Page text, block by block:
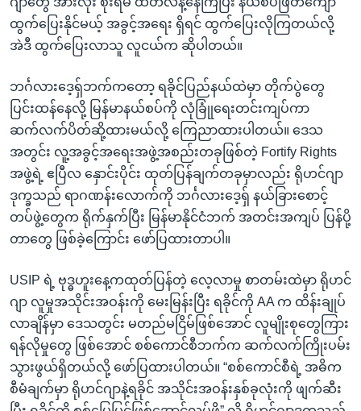
ထွက်ပြေးနိုင်မယ့် အခွင့်အရေး ရှိရင် ထွက်ပြေးလိုကြတယ်လို့
အဲဒီ ထွက်ပြေးလာသူ လူငယ်က ဆိုပါတယ်။
ဘင်္ဂလားဒေ့ရှ်ဘက်ကတော့ ရခိုင်ပြည်နယ်ထဲမှာ တိုက်ပွဲတွေ
ပြင်းထန်နေလို့ မြန်မာနယ်စပ်ကို လုံခြုုံရေးတင်းကျပ်ကာ
ဆက်လက်ပိတ်ဆို့ထားမယ်လို့ ကြေညာထားပါတယ်။ ဒေသ
အတွင်း လူ့အခွင့်အရေးအဖွဲ့အစည်းတခုဖြစ်တဲ့ Fortify Rights
အဖွဲ့ရဲ့ ဧပြီလ နှောင်းပိုင်း ထုတ်ပြန်ချက်တခုမှာလည်း ရိုဟင်ဂျာ
ဒုက္ခသည် ရာဂဏန်းလောက်ကို ဘင်္ဂလားဒေ့ရှ် နယ်ခြားစောင့်
တပ်ဖွဲ့တွေက ရိုက်နှက်ပြီး မြန်မာနိုင်ငံဘက် အတင်းအကျပ် ပြန်ပို့
တာတွေ ဖြစ်ခဲ့ကြောင်း ဖော်ပြထားတာပါ။
USIP ရဲ့ ဗုဒ္ဓဟူးနေ့ကထုတ်ပြန်တဲ့ လေ့လာမှု စာတမ်းထဲမှာ ရိုဟင်
ဂျာ လူမှုအသိုင်းအဝန်းကို မေးမြန်းပြီး ရခိုင်ကို AA က ထိန်းချုပ်
လာချိန်မှာ ဒေသတွင်း မတည်မငြိမ်ဖြစ်အောင် လူမျိုးစုတွေကြား
ရန်လိုမှုတွေ ဖြစ်အောင် စစ်ကောင်စီဘက်က ဆက်လက်ကြိုးပမ်း
သွားဖွယ်ရှိတယ်လို့ ဖော်ပြထားပါတယ်။ “စစ်ကောင်စီရဲ့ အဓိက
စီမံချက်မှာ ရိုဟင်ဂျာနဲ့ရခိုင် အသိုင်းအဝန်းနှစ်ခုလုံးကို ဖျက်ဆီး